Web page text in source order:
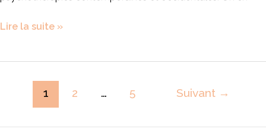
Lire la suite »
1 2 … 5 Suivant →